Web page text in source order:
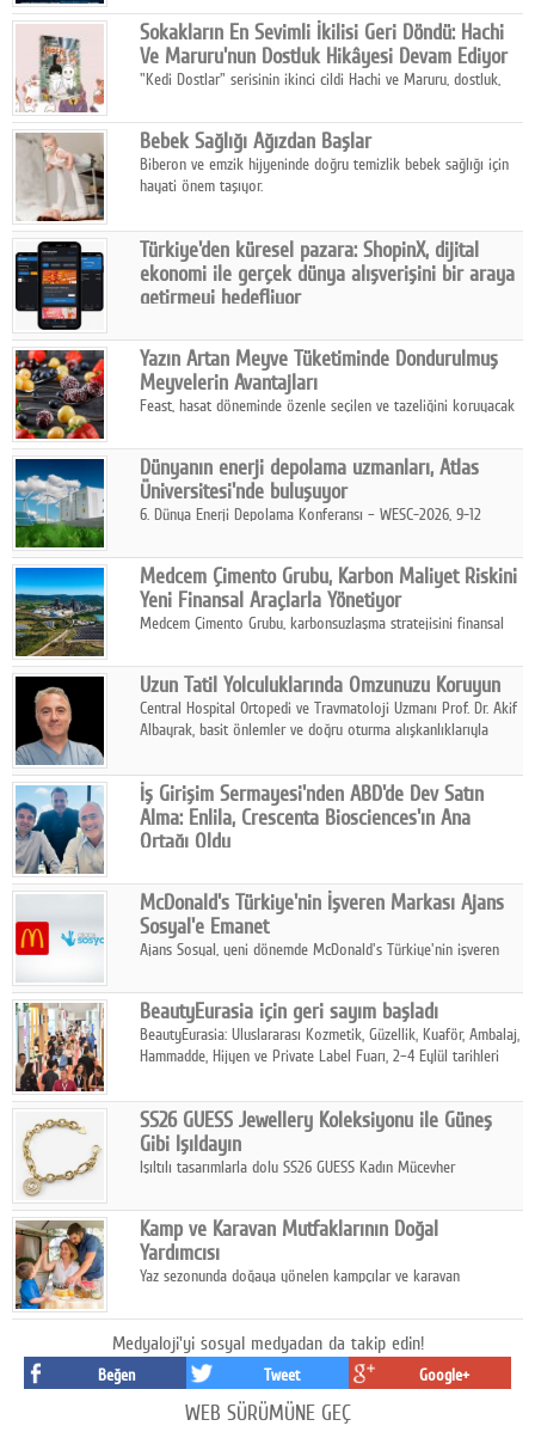
haritasında önemli bir destinasyon haline getirmeye
hazırlanıyor.
Sokakların En Sevimli İkilisi Geri Döndü: Hachi
Ve Maruru'nun Dostluk Hikâyesi Devam Ediyor
"Kedi Dostlar" serisinin ikinci cildi Hachi ve Maruru, dostluk,
mevsiminin zorlu koşulları eşliğinde anlatıyor.
Bebek Sağlığı Ağızdan Başlar
Biberon ve emzik hijyeninde doğru temizlik bebek sağlığı için
hayati önem taşıyor.
Türkiye'den küresel pazara: ShopinX, dijital
ekonomi ile gerçek dünya alışverişini bir araya
getirmeyi hedefliyor
ekonomi ile gerçek dünya alışveriş deneyimi arasında köprü
kurmayı hedefleyen vizyonuyla uluslararası pazarlara açılıyor.
Yazın Artan Meyve Tüketiminde Dondurulmuş
Meyvelerin Avantajları
Feast, hasat döneminde özenle seçilen ve tazeliğini koruyacak
pratik, güvenilir ve lezzetli bir alternatif sunuyor.
Dünyanın enerji depolama uzmanları, Atlas
Üniversitesi'nde buluşuyor
6. Dünya Enerji Depolama Konferansı – WESC-2026, 9-12
sahipliğinde gerçekleştirilecek.
Medcem Çimento Grubu, Karbon Maliyet Riskini
Yeni Finansal Araçlarla Yönetiyor
Medcem Çimento Grubu, karbonsuzlaşma stratejisini finansal
Uzun Tatil Yolculuklarında Omzunuzu Koruyun
Central Hospital Ortopedi ve Travmatoloji Uzmanı Prof. Dr. Akif
Albayrak, basit önlemler ve doğru oturma alışkanlıklarıyla
İş Girişim Sermayesi'nden ABD'de Dev Satın
Alma: Enlila, Crescenta Biosciences'ın Ana
Ortağı Oldu
stratejisini uluslararası ölçeğe taşıyan satın alma hamlesini
tamamladı.
McDonald's Türkiye'nin İşveren Markası Ajans
Sosyal'e Emanet
Ajans Sosyal, yeni dönemde McDonald's Türkiye'nin işveren
BeautyEurasia için geri sayım başladı
BeautyEurasia: Uluslararası Kozmetik, Güzellik, Kuaför, Ambalaj,
Hammadde, Hijyen ve Private Label Fuarı, 2–4 Eylül tarihleri
SS26 GUESS Jewellery Koleksiyonu ile Güneş
Gibi Işıldayın
Işıltılı tasarımlarla dolu SS26 GUESS Kadın Mücevher
dokunuşunu taşıyor.
Kamp ve Karavan Mutfaklarının Doğal
Yardımcısı
Yaz sezonunda doğaya yönelen kampçılar ve karavan
temizlik sağlayan, çevreye duyarlı bitkisel içerikli ürünleri tercih
ediyor.
Medyaloji'yi sosyal medyadan da takip edin!
Beğen Tweet Google+
WEB SÜRÜMÜNE GEÇ